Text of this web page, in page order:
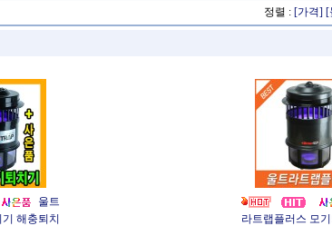
정렬 : [가격] [
울트
해충퇴치
라트랩플러스 모